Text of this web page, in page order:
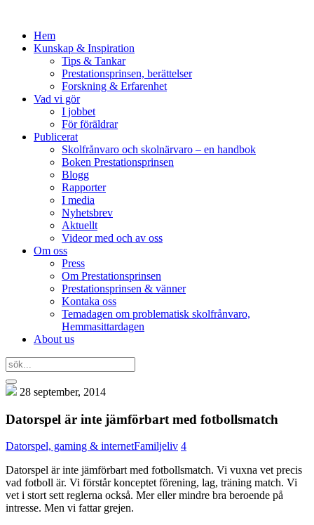
Hem
Kunskap & Inspiration
Tips & Tankar
Prestationsprinsen, berättelser
Forskning & Erfarenhet
Vad vi gör
I jobbet
För föräldrar
Publicerat
Skolfrånvaro och skolnärvaro – en handbok
Boken Prestationsprinsen
Blogg
Rapporter
I media
Nyhetsbrev
Aktuellt
Videor med och av oss
Om oss
Press
Om Prestationsprinsen
Prestationsprinsen & vänner
Kontaka oss
Temadagen om problematisk skolfrånvaro,
Hemmasittardagen
About us
28 september, 2014
Datorspel är inte jämförbart med fotbollsmatch
Datorspel, gaming & internetFamiljeliv 4
Datorspel är inte jämförbart med fotbollsmatch. Vi vuxna vet precis
vad fotboll är. Vi förstår konceptet förening, lag, träning match. Vi
vet i stort sett reglerna också. Mer eller mindre bra beroende på
intresse. Men vi fattar grejen.